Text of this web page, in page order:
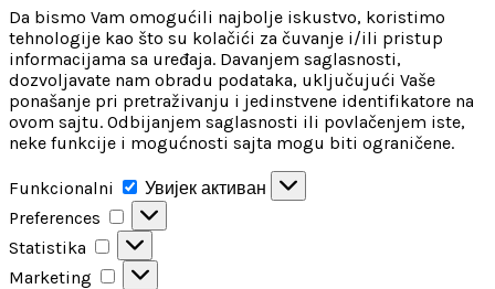
Da bismo Vam omogućili najbolje iskustvo, koristimo
tehnologije kao što su kolačići za čuvanje i/ili pristup
informacijama sa uređaja. Davanjem saglasnosti,
dozvoljavate nam obradu podataka, uključujući Vaše
ponašanje pri pretraživanju i jedinstvene identifikatore na
ovom sajtu. Odbijanjem saglasnosti ili povlačenjem iste,
neke funkcije i mogućnosti sajta mogu biti ograničene.
Funkcionalni Funkcionalni
Увијек активан
Preferences
Preferences
Statistika
Statistika
Marketing
Marketing